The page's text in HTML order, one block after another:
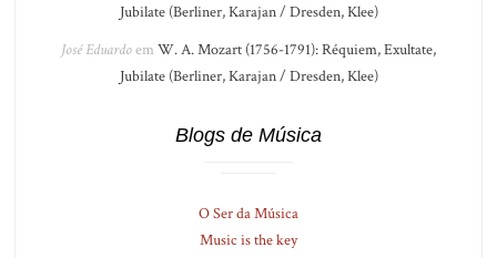
Jubilate (Berliner, Karajan / Dresden, Klee)
José Eduardoem W. A. Mozart (1756-1791): Réquiem, Exultate,
Jubilate (Berliner, Karajan / Dresden, Klee)
Blogs de Música
O Ser da Música
Music is the key